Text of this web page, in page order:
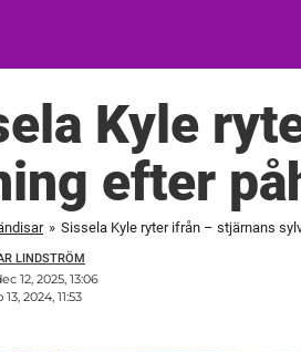
Kyle
efter
» Sissela Kyle ryter ifrån – stjärnans
LINDSTRÖM
12, 2025, 13:06
2024, 11:53